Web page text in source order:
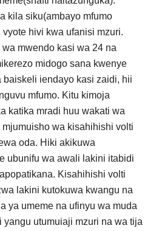
kila siku(ambayo mfumo
hivi kwa ufanisi mzuri.
wa mwendo kasi wa 24 na
midogo sana kwenye
baiskeli iendayo kasi zaidi, hii
mfumo. Kitu kimoja
katika mradi huu wakati wa
wa kisahihishi volti
oda. Hiki akikuwa
ubunifu wa awali lakini itabidi
Kisahihishi volti
lakini kutokuwa kwangu na
ya umeme na ufinyu wa muda
utumuiaji mzuri na wa tija